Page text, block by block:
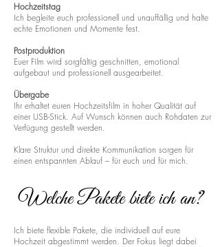
Hochzeitstag
Ich begleite euch professionell und unauffällig und halte
echte Emotionen und Momente fest.
Postproduktion
Euer Film wird sorgfältig geschnitten, emotional
aufgebaut und professionell ausgearbeitet.
Übergabe
Ihr erhaltet euren Hochzeitsfilm in hoher Qualität auf
einer USB-Stick. Auf Wunsch können auch Rohdaten zur
Verfügung gestellt werden.
Klare Struktur und direkte Kommunikation sorgen für
einen entspannten Ablauf – für euch und für mich.
Welche Pakete biete ich an?
Ich biete flexible Pakete, die individuell auf eure
Hochzeit abgestimmt werden. Der Fokus liegt dabei